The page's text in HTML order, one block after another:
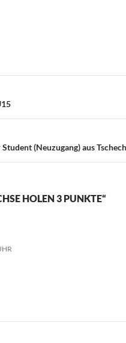
(Neuzugang) aus
HOLEN 3 PUNKTE“